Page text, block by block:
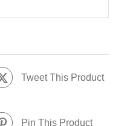
Tweet This Product
Pin This Product